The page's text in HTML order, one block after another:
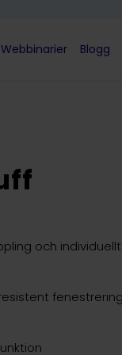
Webbinarier Blogg
och